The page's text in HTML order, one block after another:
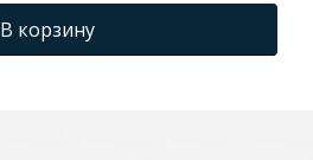
В корзину